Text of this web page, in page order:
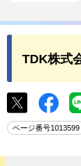
TDK株式
ページ番号1013599